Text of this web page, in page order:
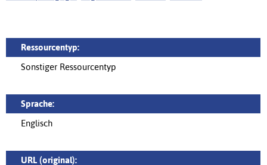
Ressourcentyp:
Sonstiger Ressourcentyp
Sprache:
Englisch
URL (original):